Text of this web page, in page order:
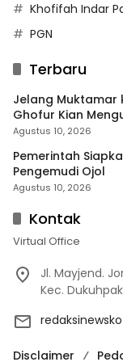
Khofifah Indar
PGN
Terbaru
Jelang Muktamar
Ghofur Kian
Agustus 10, 2026
Pemerintah
Pengemudi Ojol
Agustus 10, 2026
Kontak
Virtual Office
Jl. Mayjend.
Kec.
Disclaimer